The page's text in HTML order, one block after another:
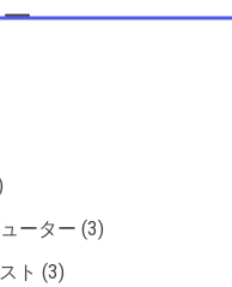
ーター (3)
ト (3)